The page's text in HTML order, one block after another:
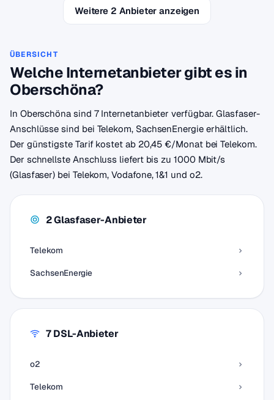
Weitere 2 Anbieter anzeigen
ÜBERSICHT
Welche Internetanbieter gibt es in
Oberschöna?
In Oberschöna sind 7 Internetanbieter verfügbar. Glasfaser-
Anschlüsse sind bei Telekom, SachsenEnergie erhältlich.
Der günstigste Tarif kostet ab 20,45 €/Monat bei Telekom.
Der schnellste Anschluss liefert bis zu 1000 Mbit/s
(Glasfaser) bei Telekom, Vodafone, 1&1 und o2.
2 Glasfaser-Anbieter
Telekom
SachsenEnergie
7 DSL-Anbieter
o2
Telekom